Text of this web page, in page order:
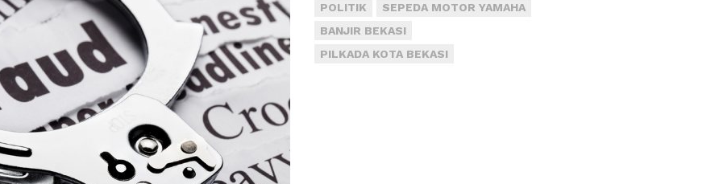
POLITIK
SEPEDA MOTOR YAMAHA
BANJIR BEKASI
PILKADA KOTA BEKASI